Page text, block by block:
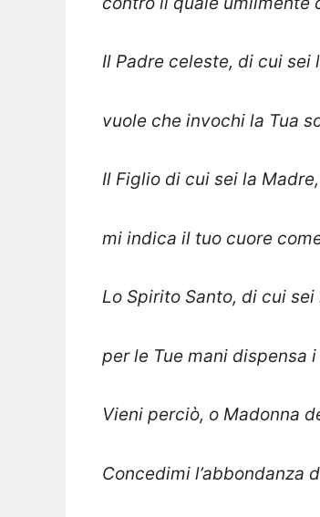
Il Padre celeste, di cui
vuole che invochi la Tua
Il Figlio di cui sei la Madre,
mi indica il tuo cuore
Lo Spirito Santo, di cui
per le Tue mani dispensa
Vieni perciò, o Madonna
Concedimi l’abbondanza